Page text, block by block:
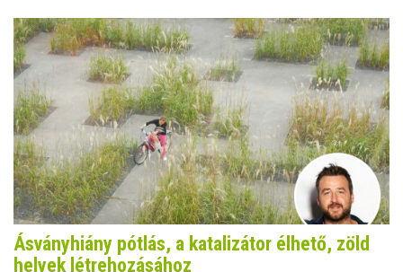
Ásványhiány pótlás, a katalizátor élhető, zöld
helyek létrehozásához